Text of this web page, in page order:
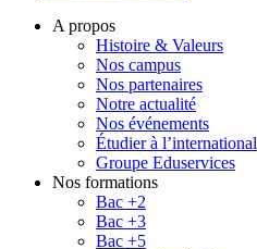
A propos
Histoire & Valeurs
Nos campus
Nos partenaires
Notre actualité
Nos événements
Étudier à l’international
Groupe Eduservices
Nos formations
Bac +2
Bac +3
Bac +5